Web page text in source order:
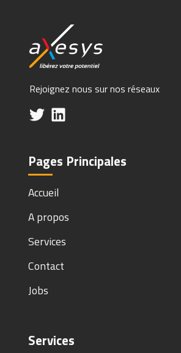
Rejoignez nous sur nos réseaux
Pages Principales
Accueil
A propos
Services
Contact
Jobs
Services